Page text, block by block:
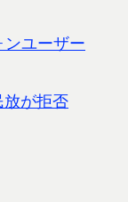
ンユーザー
が拒否